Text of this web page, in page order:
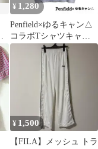
¥ 1,280
Penfield×ゆるキャン△
コラボTシャツキャン
プデザイン人気アニメ
¥ 1,500
【FILA】メッシュ トラ